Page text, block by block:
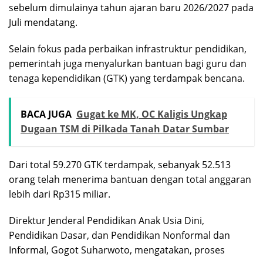
sebelum dimulainya tahun ajaran baru 2026/2027 pada
Juli mendatang.
Selain fokus pada perbaikan infrastruktur pendidikan,
pemerintah juga menyalurkan bantuan bagi guru dan
tenaga kependidikan (GTK) yang terdampak bencana.
BACA JUGA Gugat ke MK, OC Kaligis Ungkap
Dugaan TSM di Pilkada Tanah Datar Sumbar
Dari total 59.270 GTK terdampak, sebanyak 52.513
orang telah menerima bantuan dengan total anggaran
lebih dari Rp315 miliar.
Direktur Jenderal Pendidikan Anak Usia Dini,
Pendidikan Dasar, dan Pendidikan Nonformal dan
Informal, Gogot Suharwoto, mengatakan, proses